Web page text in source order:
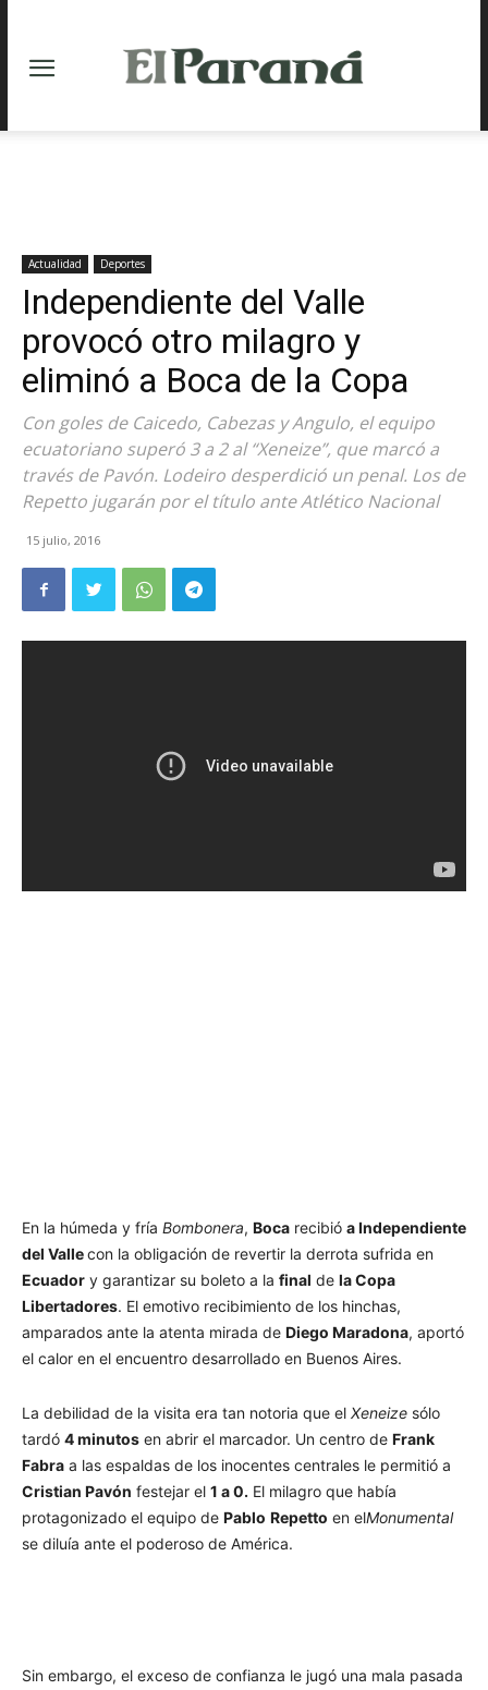
Actualidad Deportes
Independiente del Valle
provocó otro milagro y
eliminó a Boca de la Copa
Con goles de Caicedo, Cabezas y Angulo, el equipo
ecuatoriano superó 3 a 2 al “Xeneize”, que marcó a
través de Pavón. Lodeiro desperdició un penal. Los de
Repetto jugarán por el título ante Atlético Nacional
15 julio, 2016
En la húmeda y fría Bombonera, Boca recibió a Independiente
del Vallecon la obligación de revertir la derrota sufrida en
Ecuador y garantizar su boleto a la final de la Copa
Libertadores. El emotivo recibimiento de los hinchas,
amparados ante la atenta mirada de Diego Maradona, aportó
el calor en el encuentro desarrollado en Buenos Aires.
La debilidad de la visita era tan notoria que el Xeneize sólo
tardó 4 minutos en abrir el marcador. Un centro de Frank
Fabra a las espaldas de los inocentes centrales le permitió a
Cristian Pavón festejar el 1 a 0. El milagro que había
protagonizado el equipo de Pablo Repetto en elMonumental
se diluía ante el poderoso de América.
Sin embargo, el exceso de confianza le jugó una mala pasada